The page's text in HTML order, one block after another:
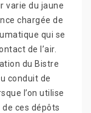
varie du jaune
chargée de
qui se
de l’air.
du Bistre
conduit de
l’on utilise
ces dépôts